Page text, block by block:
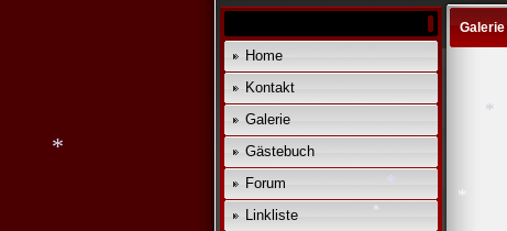
Home
Kontakt
Galerie
Gästebuch
Forum
Linkliste
Galerie
*